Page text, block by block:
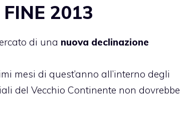
2013
di una nuova declinazione
mesi di quest’anno all’interno degli
del Vecchio Continente non dovrebbe